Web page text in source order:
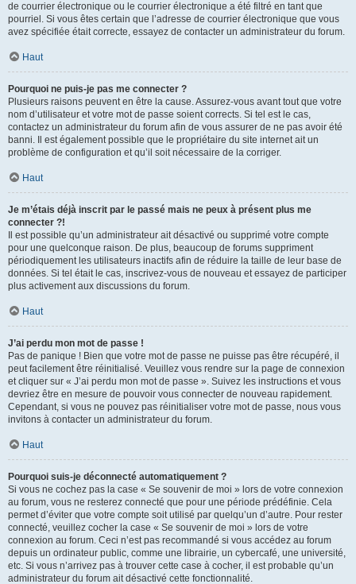
de courrier électronique ou le courrier électronique a été filtré en tant que
pourriel. Si vous êtes certain que l’adresse de courrier électronique que vous
avez spécifiée était correcte, essayez de contacter un administrateur du forum.
Haut
Pourquoi ne puis-je pas me connecter ?
Plusieurs raisons peuvent en être la cause. Assurez-vous avant tout que votre
nom d’utilisateur et votre mot de passe soient corrects. Si tel est le cas,
contactez un administrateur du forum afin de vous assurer de ne pas avoir été
banni. Il est également possible que le propriétaire du site internet ait un
problème de configuration et qu’il soit nécessaire de la corriger.
Haut
Je m’étais déjà inscrit par le passé mais ne peux à présent plus me
connecter ?!
Il est possible qu’un administrateur ait désactivé ou supprimé votre compte
pour une quelconque raison. De plus, beaucoup de forums suppriment
périodiquement les utilisateurs inactifs afin de réduire la taille de leur base de
données. Si tel était le cas, inscrivez-vous de nouveau et essayez de participer
plus activement aux discussions du forum.
Haut
J’ai perdu mon mot de passe !
Pas de panique ! Bien que votre mot de passe ne puisse pas être récupéré, il
peut facilement être réinitialisé. Veuillez vous rendre sur la page de connexion
et cliquer sur « J’ai perdu mon mot de passe ». Suivez les instructions et vous
devriez être en mesure de pouvoir vous connecter de nouveau rapidement.
Cependant, si vous ne pouvez pas réinitialiser votre mot de passe, nous vous
invitons à contacter un administrateur du forum.
Haut
Pourquoi suis-je déconnecté automatiquement ?
Si vous ne cochez pas la case « Se souvenir de moi » lors de votre connexion
au forum, vous ne resterez connecté que pour une période prédéfinie. Cela
permet d’éviter que votre compte soit utilisé par quelqu’un d’autre. Pour rester
connecté, veuillez cocher la case « Se souvenir de moi » lors de votre
connexion au forum. Ceci n’est pas recommandé si vous accédez au forum
depuis un ordinateur public, comme une librairie, un cybercafé, une université,
etc. Si vous n’arrivez pas à trouver cette case à cocher, il est probable qu’un
administrateur du forum ait désactivé cette fonctionnalité.